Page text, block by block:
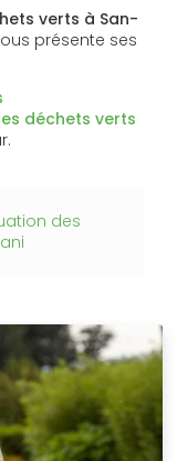
verts à San-
présente ses
déchets verts
des